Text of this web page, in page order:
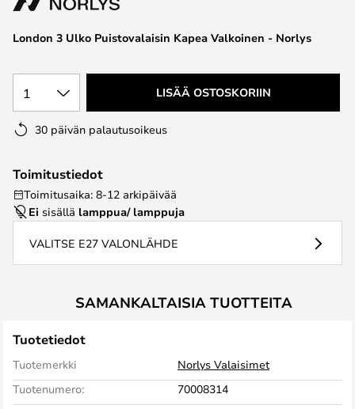
the
images
London 3 Ulko Puistovalaisin Kapea Valkoinen - Norlys
1 LISÄÄ OSTOSKORIIN
30 päivän palautusoikeus
Toimitustiedot
Toimitusaika: 8-12 arkipäivää
Ei sisällä lamppua/ lamppuja
VALITSE E27 VALONLÄHDE
SAMANKALTAISIA TUOTTEITA
Tuotetiedot
Tuotemerkki
Norlys Valaisimet
Tuotenumero:
70008314